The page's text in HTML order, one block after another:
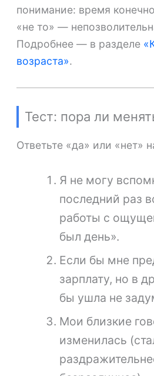
понимание: время
«не то» —
Подробнее — в разделе
возраста».
Тест: пора ли
Ответьте «да» или «нет»
Я не могу
последний раз
работы с
был день».
Если бы мне
зарплату, но в
бы ушла не
Мои близкие
изменилась